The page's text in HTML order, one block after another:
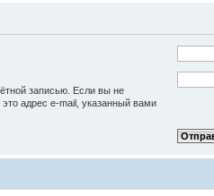
записью. Если вы не
адрес e-mail, указанный вами